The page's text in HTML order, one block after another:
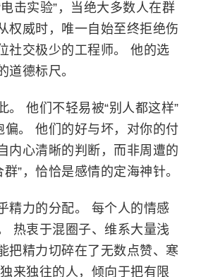
击实验”，当绝大多数人在群
权威时，唯一自始至终拒绝伤
社交极少的工程师。 他的选
道德标尺。
。 他们不轻易被“别人都这样”
偏。 他们的好与坏，对你的付
内心清晰的判断，而非周遭的
”，恰恰是感情的定海神针。
精力的分配。 每个人的情感
热衷于混圈子、维系大量浅
把精力切碎在了无数点赞、寒
来独往的人，倾向于把有限